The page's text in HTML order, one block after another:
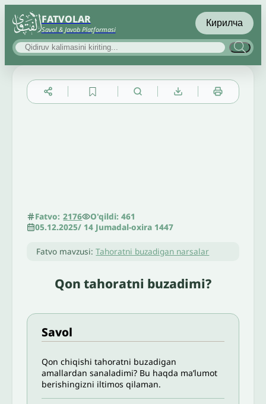
FATVOLAR
Savol & Javob Platformasi
Кирилча
Fatvo: 2176
O'qildi: 461
05.12.2025/ 14 Jumadal-oxira 1447
Fatvo mavzusi:Tahoratni buzadigan narsalar
Qon tahoratni buzadimi?
Savol
Qon chiqishi tahoratni buzadigan
amallardan sanaladimi? Bu haqda ma’lumot
berishingizni iltimos qilaman.